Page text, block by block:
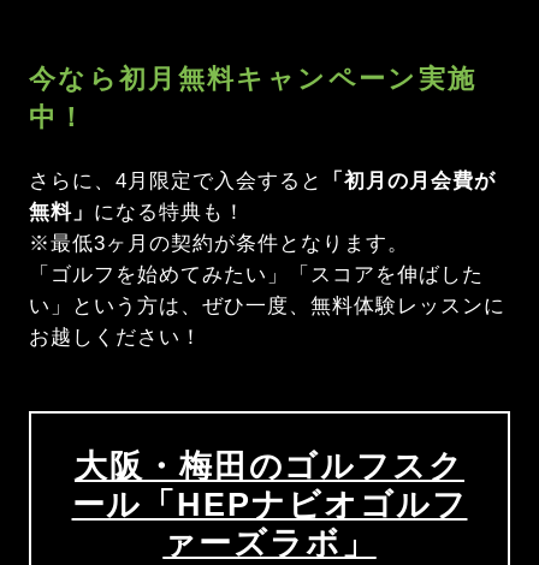
今なら初月無料キャンペーン実施
中！
さらに、4月限定で入会すると
「初月の月会費が
無料」 になる特典も！
※最低3ヶ月の契約が条件となります。
「ゴルフを始めてみたい」「スコアを伸ばした
い」という方は、ぜひ一度、無料体験レッスンに
お越しください！
大阪・梅田のゴルフスク
ール「HEPナビオゴルフ
ァーズラボ」